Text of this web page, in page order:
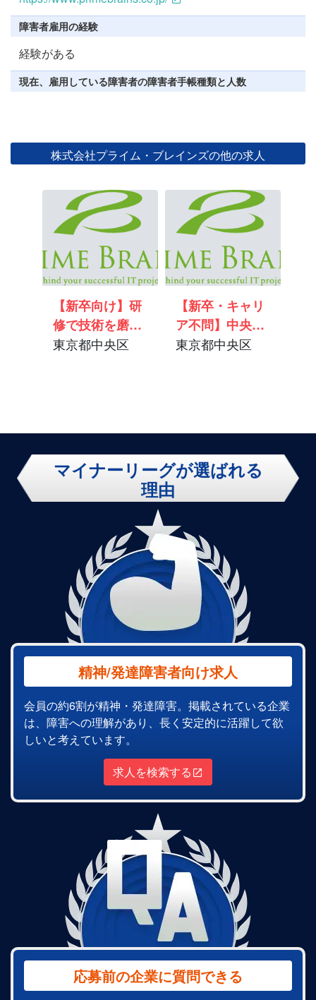
障害者雇用の経験
経験がある
現在、雇用している障害者の障害者手帳種類と人数
株式会社プライム・ブレインズの他の求人
【新卒向け】研
修で技術を磨
き、顧客のIT戦
東京都中央区
【新卒・キャリ
ア不問】中央区
で正社員事務｜
東京都中央区
マイナーリーグが選ばれる
理由
精神/発達障害者向け求人
会員の約6割が精神・発達障害。掲載されている企業
は、障害への理解があり、長く安定的に活躍して欲
しいと考えています。
求人を検索する
応募前の企業に質問できる